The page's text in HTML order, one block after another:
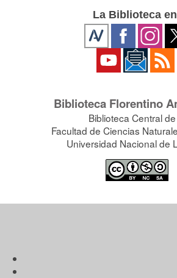
La Biblioteca
Biblioteca Florentino
Biblioteca Central
Facultad de Ciencias
Universidad Nacional de